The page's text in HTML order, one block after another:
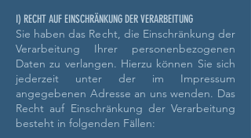
I) RECHT AUF EINSCHRÄNKUNG DER VERARBEITUNG
Sie haben das Recht, die Einschränkung der
Verarbeitung Ihrer personenbezogenen
Daten zu verlangen. Hierzu können Sie sich
jederzeit unter der im Impressum
angegebenen Adresse an uns wenden. Das
Recht auf Einschränkung der Verarbeitung
besteht in folgenden Fällen: